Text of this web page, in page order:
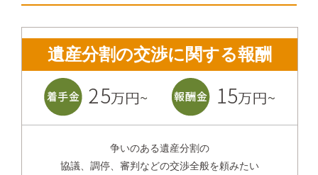
遺産分割の交渉に関する報酬
争いのある遺産分割の
協議、調停、審判などの交渉全般を頼みたい